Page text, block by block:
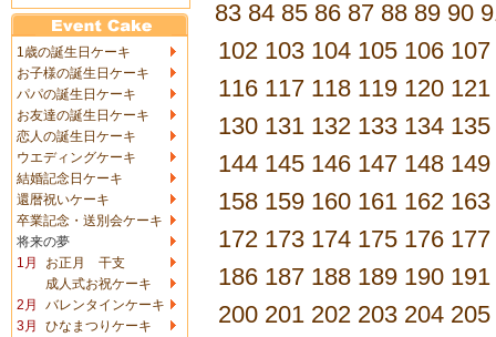
1歳の誕生日ケーキ
お子様の誕生日ケーキ
パパの誕生日ケーキ
お友達の誕生日ケーキ
恋人の誕生日ケーキ
ウエディングケーキ
結婚記念日ケーキ
還暦祝いケーキ
卒業記念・送別会ケーキ
将来の夢
1月
お正月 干支
成人式お祝ケーキ
2月
バレンタインケーキ
3月
ひなまつりケーキ
83 84 85 86 87 88 89 90
102 103 104 105 106 107
116 117 118 119 120 121
130 131 132 133 134 135
144 145 146 147 148 149
158 159 160 161 162 163
172 173 174 175 176 177
186 187 188 189 190 191
200 201 202 203 204 205